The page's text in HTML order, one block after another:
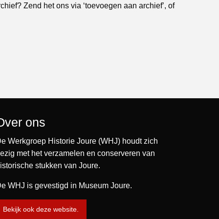
Zend het ons via ‘toevoegen aan archief’, of
ons
Werkgroep Historie Joure (WHJ) houdt zich
met het verzamelen en conserveren van
stukken van Joure.
WHJ is gevestigd in Museum Joure.
Bekijk ook deze website.